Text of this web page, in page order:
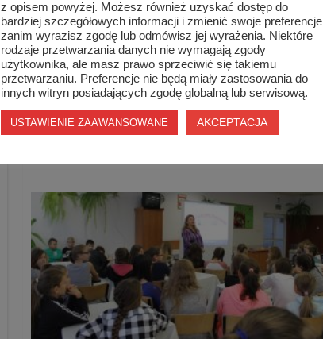
z opisem powyżej. Możesz również uzyskać dostęp do
bardziej szczegółowych informacji i zmienić swoje preferencje
zanim wyrazisz zgodę lub odmówisz jej wyrażenia. Niektóre
rodzaje przetwarzania danych nie wymagają zgody
użytkownika, ale masz prawo sprzeciwić się takiemu
przetwarzaniu. Preferencje nie będą miały zastosowania do
innych witryn posiadających zgodę globalną lub serwisową.
USTAWIENIE ZAAWANSOWANE AKCEPTACJA